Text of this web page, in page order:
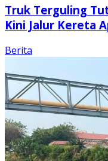
Truk Terguling
Kini Jalur Kereta
Berita